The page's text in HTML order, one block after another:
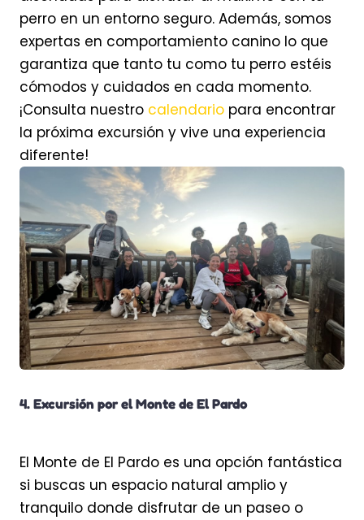
perro en un entorno seguro. Además, somos
expertas en comportamiento canino lo que
garantiza que tanto tu como tu perro estéis
cómodos y cuidados en cada momento.
¡Consulta nuestro calendario para encontrar
la próxima excursión y vive una experiencia
diferente!
4. Excursión por el Monte de El Pardo
El Monte de El Pardo es una opción fantástica
si buscas un espacio natural amplio y
tranquilo donde disfrutar de un paseo o